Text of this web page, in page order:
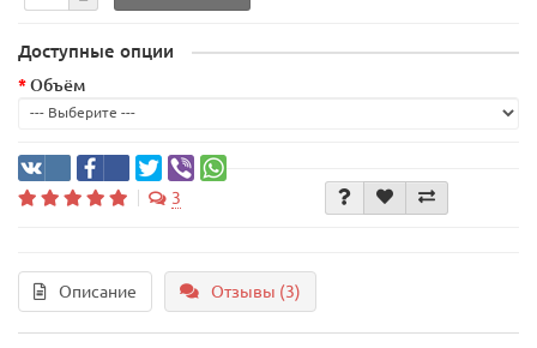
Доступные опции
Объём
3
Описание Отзывы (3)